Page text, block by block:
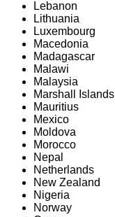
Lebanon
Lithuania
Luxembourg
Macedonia
Madagascar
Malawi
Malaysia
Marshall Islands
Mauritius
Mexico
Moldova
Morocco
Nepal
Netherlands
New Zealand
Nigeria
Norway